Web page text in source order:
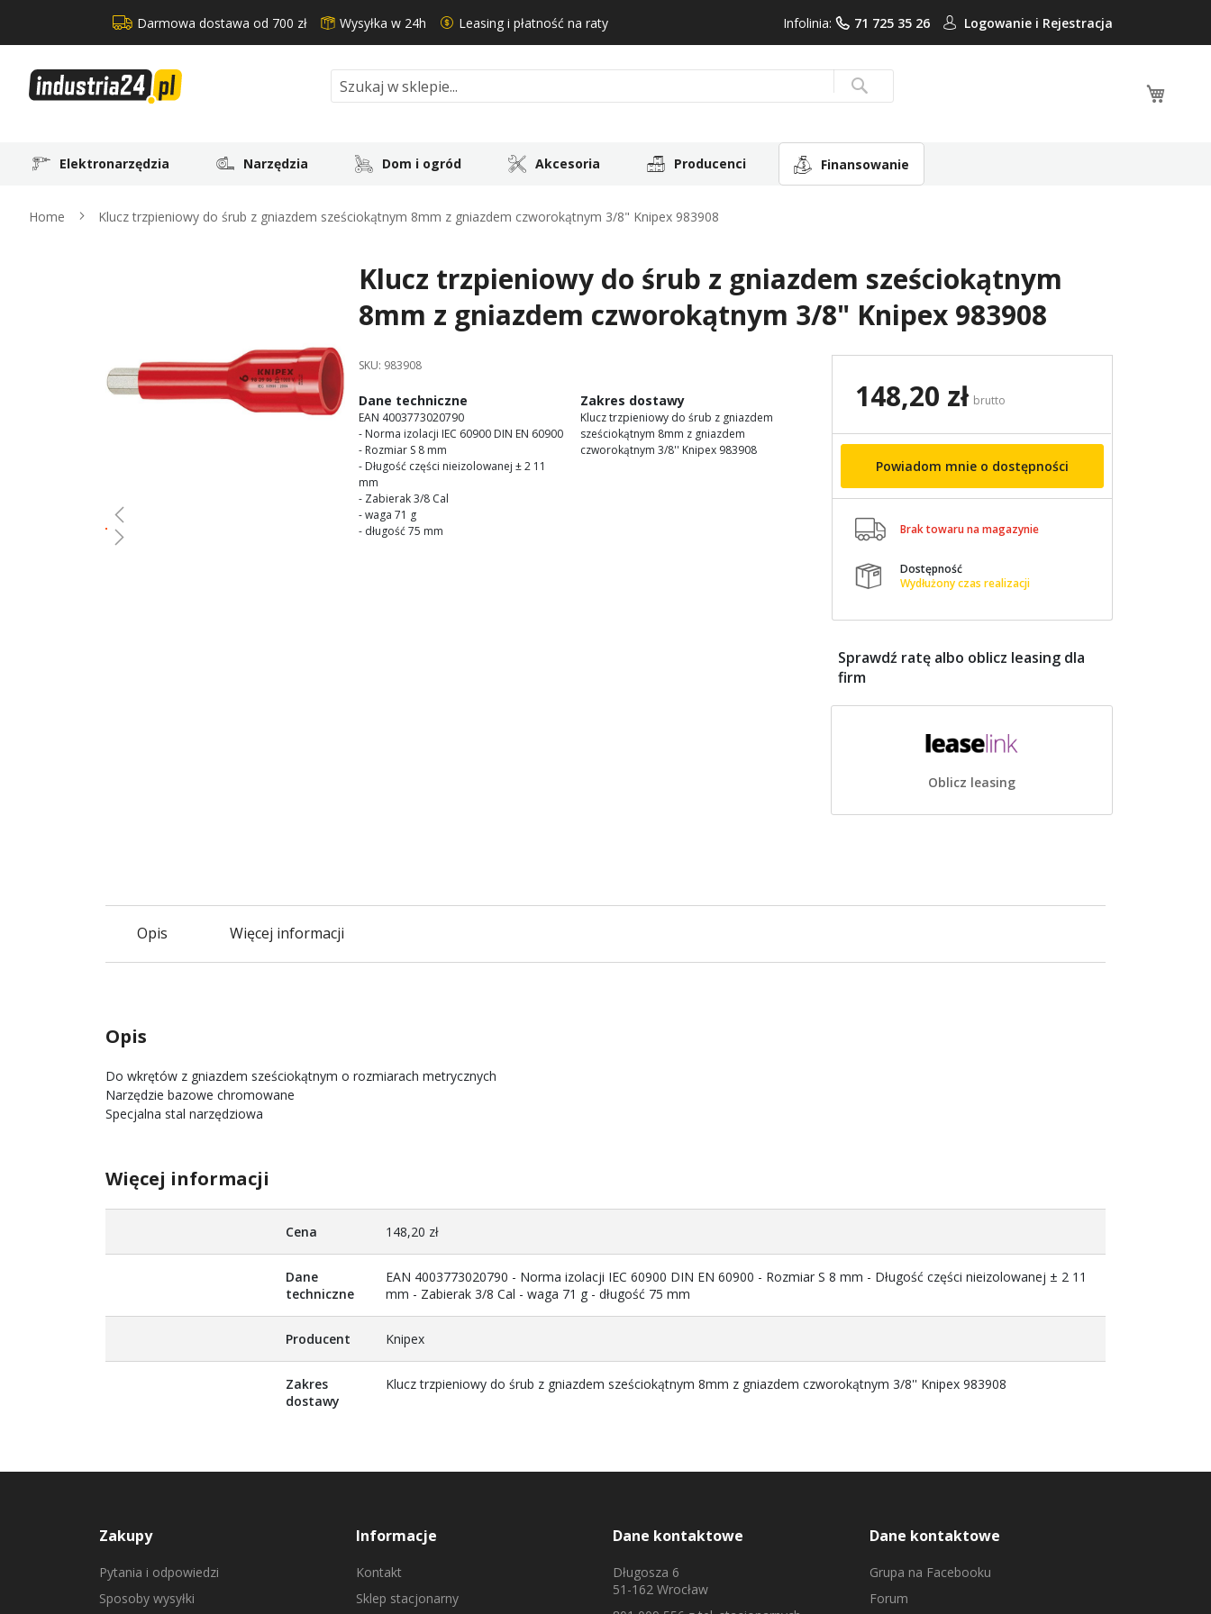
Darmowa dostawa od 700 zł Wysyłka w 24h Leasing i płatność na raty Infolinia: 71 725 35 26 Logowanie i Rejestracja
Search Search
Elektronarzędzia Narzędzia Dom i ogród Akcesoria Producenci Finansowanie
Home Klucz trzpieniowy do śrub z gniazdem sześciokątnym 8mm z gniazdem czworokątnym 3/8" Knipex 983908
the
images
Klucz trzpieniowy do śrub z gniazdem sześciokątnym
8mm z gniazdem czworokątnym 3/8" Knipex 983908
SKU: 983908
Dane techniczne
EAN 4003773020790
- Norma izolacji IEC 60900 DIN EN 60900
- Rozmiar S 8 mm
- Długość części nieizolowanej ± 2 11
mm
- Zabierak 3/8 Cal
- waga 71 g
- długość 75 mm
Zakres dostawy
Klucz trzpieniowy do śrub z gniazdem
sześciokątnym 8mm z gniazdem
czworokątnym 3/8'' Knipex 983908
148,20 zł brutto
Powiadom mnie o dostępności
 Brak towaru na magazynie

Dostępność
Wydłużony czas realizacji
Sprawdź ratę albo oblicz leasing dla
firm
Oblicz leasing
Opis Więcej informacji
Opis
Do wkrętów z gniazdem sześciokątnym o rozmiarach metrycznych
Narzędzie bazowe chromowane
Specjalna stal narzędziowa
Więcej informacji
Cena 148,20 zł
Dane
techniczne
EAN 4003773020790 - Norma izolacji IEC 60900 DIN EN 60900 - Rozmiar S 8 mm - Długość części nieizolowanej ± 2 11
mm - Zabierak 3/8 Cal - waga 71 g - długość 75 mm
Producent Knipex
Zakres
dostawy
Klucz trzpieniowy do śrub z gniazdem sześciokątnym 8mm z gniazdem czworokątnym 3/8'' Knipex 983908
Zakupy
Pytania i odpowiedzi
Sposoby wysyłki
Informacje
Kontakt
Sklep stacjonarny
Dane kontaktowe
Długosza 6
51-162 Wrocław
Dane kontaktowe
Grupa na Facebooku
Forum